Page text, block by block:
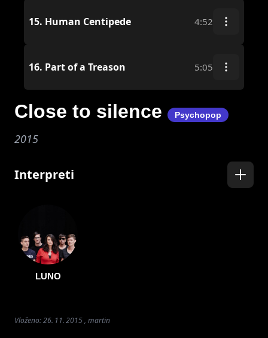
15. Human Centipede 4:52
16. Part of a Treason 5:05
Close to silence Psychopop
2015
Interpreti
LUNO
Vloženo: 26. 11. 2015 , martin